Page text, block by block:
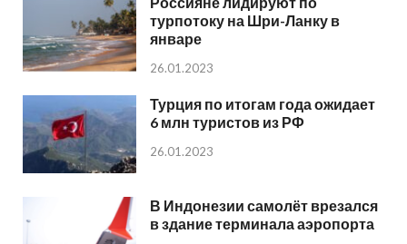
турпотоку на Шри-Ланку в
январе
26.01.2023
Турция по итогам года ожидает
6 млн туристов из РФ
26.01.2023
В Индонезии самолёт врезался
в здание терминала аэропорта